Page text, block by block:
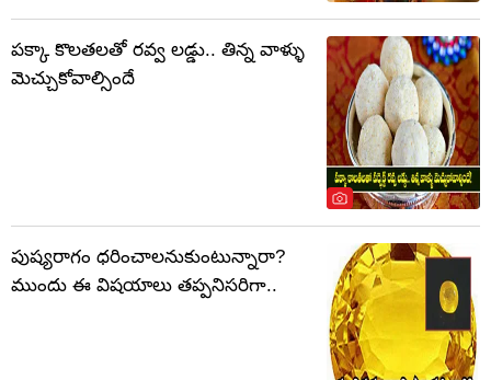
పక్కా కొలతలతో రవ్వ లడ్డు.. తిన్న వాళ్ళు
మెచ్చుకోవాల్సిందే
పుష్యరాగం ధరించాలనుకుంటున్నారా?
ముందు ఈ విషయాలు తప్పనిసరిగా..